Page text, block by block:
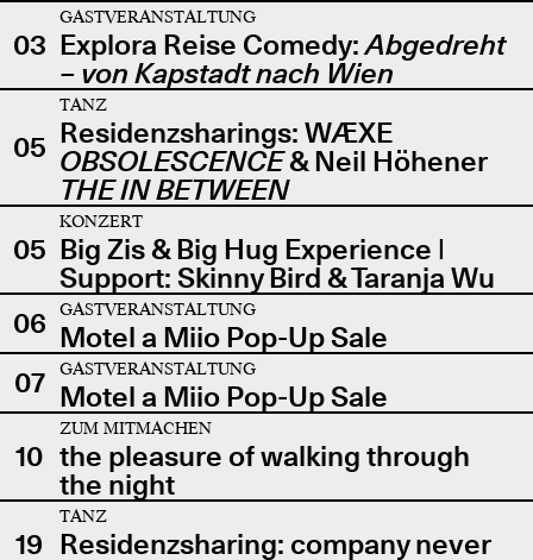
03
GASTVERANSTALTUNG
Explora Reise Comedy:Abgedreht
– von Kapstadt nach Wien
05
TANZ
Residenzsharings: WÆXE
OBSOLESCENCE& Neil Höhener
THE IN BETWEEN
05
KONZERT
Big Zis & Big Hug Experience |
Support: Skinny Bird & Taranja Wu
06
GASTVERANSTALTUNG
Motel a Miio Pop-Up Sale
07
GASTVERANSTALTUNG
Motel a Miio Pop-Up Sale
10
ZUM MITMACHEN
the pleasure of walking through
the night
19
TANZ
Residenzsharing: company never